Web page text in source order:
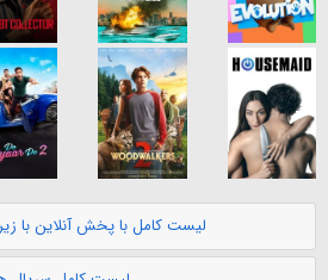
لیست کامل با پخش آنلاین با